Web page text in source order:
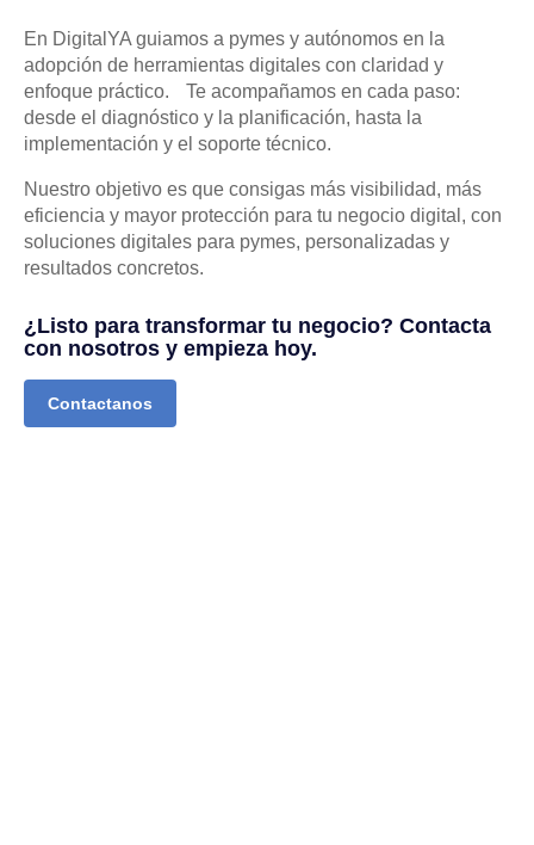
En DigitalYA guiamos a pymes y autónomos en la
adopción de herramientas digitales con claridad y
enfoque práctico. Te acompañamos en cada paso:
desde el diagnóstico y la planificación, hasta la
implementación y el soporte técnico.
Nuestro objetivo es que consigas más visibilidad, más
eficiencia y mayor protección para tu negocio digital, con
soluciones digitales para pymes, personalizadas y
resultados concretos.
¿Listo para transformar tu negocio? Contacta
con nosotros y empieza hoy.
Contactanos